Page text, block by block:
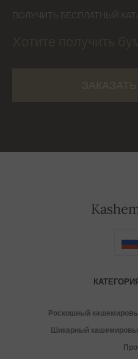
ПОЛУЧИТЬ БЕСПЛАТНЫЙ
Роскошный
Шикарный